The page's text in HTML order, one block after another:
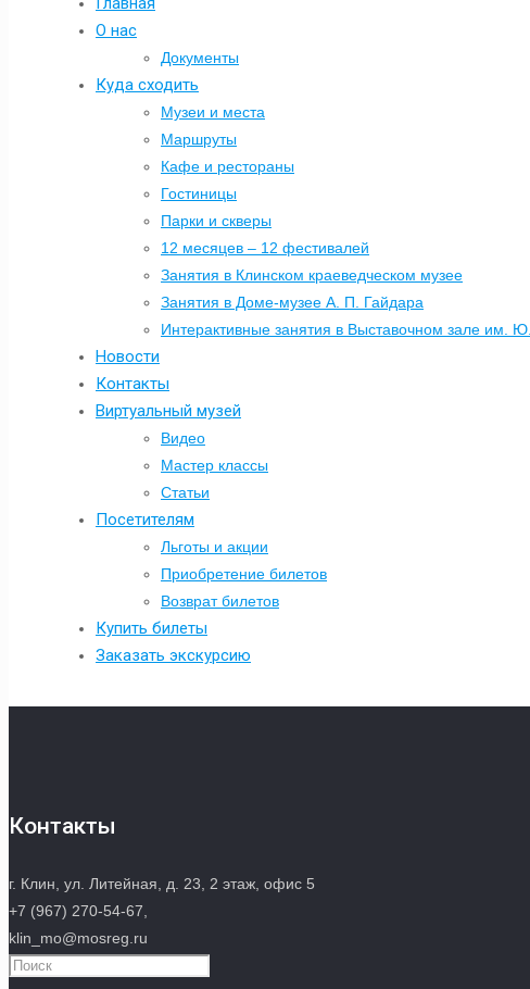
О нас
Документы
Куда сходить
Музеи и места
Маршруты
Кафе и рестораны
Гостиницы
Парки и скверы
12 месяцев – 12 фестивалей
Занятия в Клинском краеведческом музее
Занятия в Доме-музее А. П. Гайдара
Интерактивные занятия в Выставочном зале им.
Новости
Контакты
Виртуальный музей
Видео
Мастер классы
Статьи
Посетителям
Льготы и акции
Приобретение билетов
Возврат билетов
Купить билеты
Заказать экскурсию
Контакты
г. Клин, ул. Литейная, д. 23, 2 этаж, офис 5
+7 (967) 270-54-67,
klin_mo@mosreg.ru